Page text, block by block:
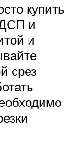
купить
ДСП и
и
срез